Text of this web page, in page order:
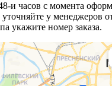
и часов с момента
уточняйте у менеджеров
укажите номер заказа.